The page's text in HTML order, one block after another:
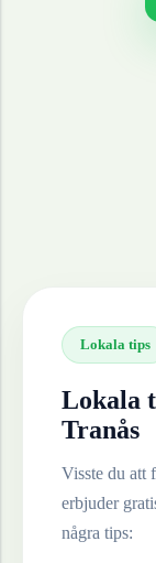
Lokala tips
Lokala
Tranås
Visste du att
erbjuder
några tips: